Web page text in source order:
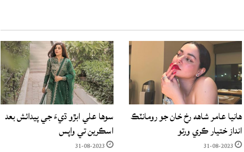
هانيا عامر شاهه رخ خان جو رومانٽڪ
انداز ختيار ڪري ورتو
31-08-2023
سوها علي ابڙو ڌيءَ جي پيدائش بعد
اسڪرين تي واپس
31-08-2023